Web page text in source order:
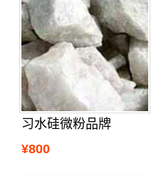
习水硅微粉品牌
¥800